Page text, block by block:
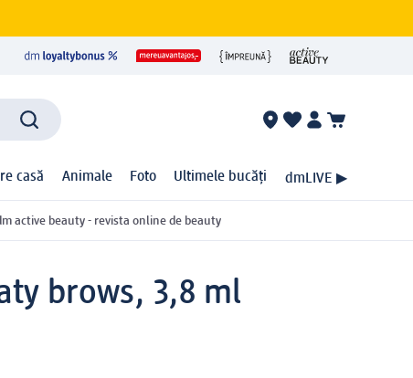
casă Animale Foto Ultimele bucăți dmLIVE ▶
active beauty - revista online de beauty
brows, 3,8 ml